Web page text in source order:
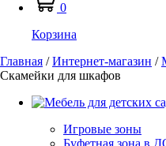
0
Корзина
Главная /Интернет-магазин /
Скамейки для шкафов
Игровые зоны
Буфетная зона в